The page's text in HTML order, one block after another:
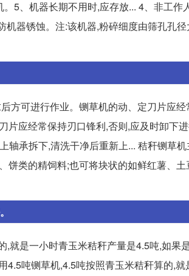
5、机器长期不用时,应存放... 4、非工作
器锈蚀。注:该机器,粉碎细度由筛孔孔
方可进行作业。铡草机的动、定刀片应
应经常保持刃口锋利,否则,应及时卸下
承拆下,清洗干净后重新上... 秸秆铡草
类的精饲料;也可将块状的如鲜红薯、
就是一小时青玉米秸秆产量是4.5吨,如果
吨铡草机,4.5吨按照青玉米秸秆算的,